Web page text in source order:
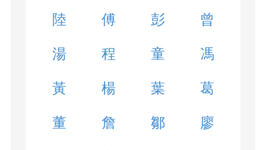
陸 傅 彭 曾
湯 程 童 馮
黃 楊 葉 葛
董 詹 鄒 廖